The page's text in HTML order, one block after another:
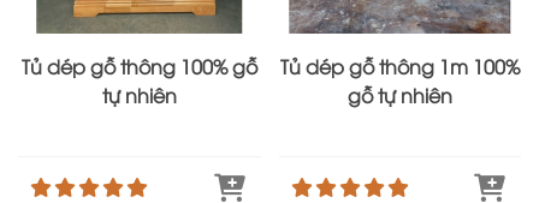
Tủ dép gỗ thông 100% gỗ
tự nhiên
Tủ dép gỗ thông 1m 100%
gỗ tự nhiên